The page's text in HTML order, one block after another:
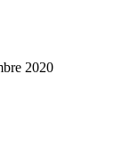
2020